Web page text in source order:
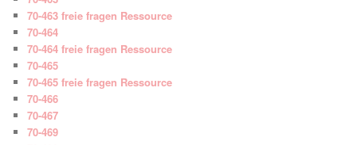
70-463 freie fragen Ressource
70-464
70-464 freie fragen Ressource
70-465
70-465 freie fragen Ressource
70-466
70-467
70-469